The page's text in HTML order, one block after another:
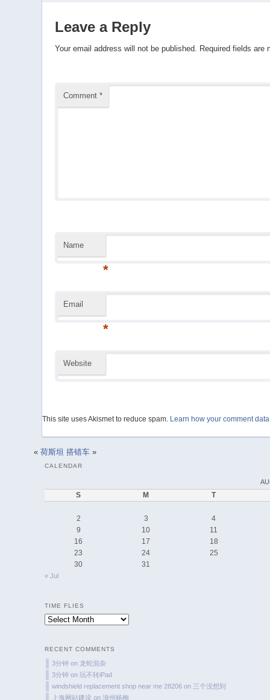
Leave a Reply
Your email address will not be published. Required fields are
Comment *
Name
*
Email
*
Website
This site uses Akismet to reduce spam. Learn how your comment
« 荷斯坦 搭错车»
CALENDAR
S M T
2 3
4
9
10
11
16
17
18
23
24
25
30
31
« Jul
TIME FLIES
Time
RECENT COMMENTS
3分钟 on 龙蛇混杂
3分钟 on玩不转iPad
windshield replacement shop near me 28206 on 三个没想到
上海网站建设 on漳州杨梅